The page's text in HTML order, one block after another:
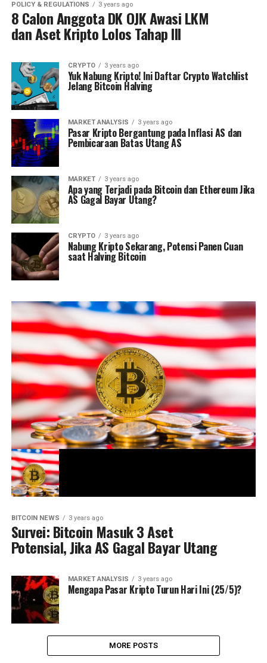
POLICY & REGULATIONS 3 years ago
8 Calon Anggota DK OJK Awasi LKM
dan Aset Kripto Lolos Tahap III
CRYPTO 3 years ago
Yuk Nabung Kripto! Ini Daftar Crypto Watchlist
Jelang Bitcoin Halving
MARKET ANALYSIS 3 years ago
Pasar Kripto Bergantung pada Inflasi AS dan
Pembicaraan Batas Utang AS
MARKET 3 years ago
Apa yang Terjadi pada Bitcoin dan Ethereum Jika
AS Gagal Bayar Utang?
CRYPTO 3 years ago
Nabung Kripto Sekarang, Potensi Panen Cuan
saat Halving Bitcoin
BITCOIN NEWS 3 years ago
Survei: Bitcoin Masuk 3 Aset
Potensial, Jika AS Gagal Bayar Utang
MARKET ANALYSIS 3 years ago
Mengapa Pasar Kripto Turun Hari Ini (25/5)?
MORE POSTS